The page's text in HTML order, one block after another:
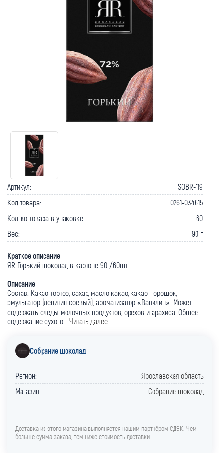
Артикул:
SOBR-119
Код товара:
0261-034615
Кол-во товара в упаковке:
60
Вес:
90 г
Краткое описание
ЯR Горький шоколад в картоне 90г/60шт
Описание
Состав: Какао тертое, сахар, масло какао, какао-порошок,
эмульгатор (лецитин соевый), ароматизатор «Ванилин». Может
содержать следы молочных продуктов, орехов и арахиса. Общее
содержание сухого... Читать далее
Собрание шоколад
Регион:
Ярославская область
Магазин:
Собрание шоколад
Доставка из этого магазина выполняется нашим партнёром СДЭК. Чем
больше сумма заказа, тем ниже стоимость доставки.